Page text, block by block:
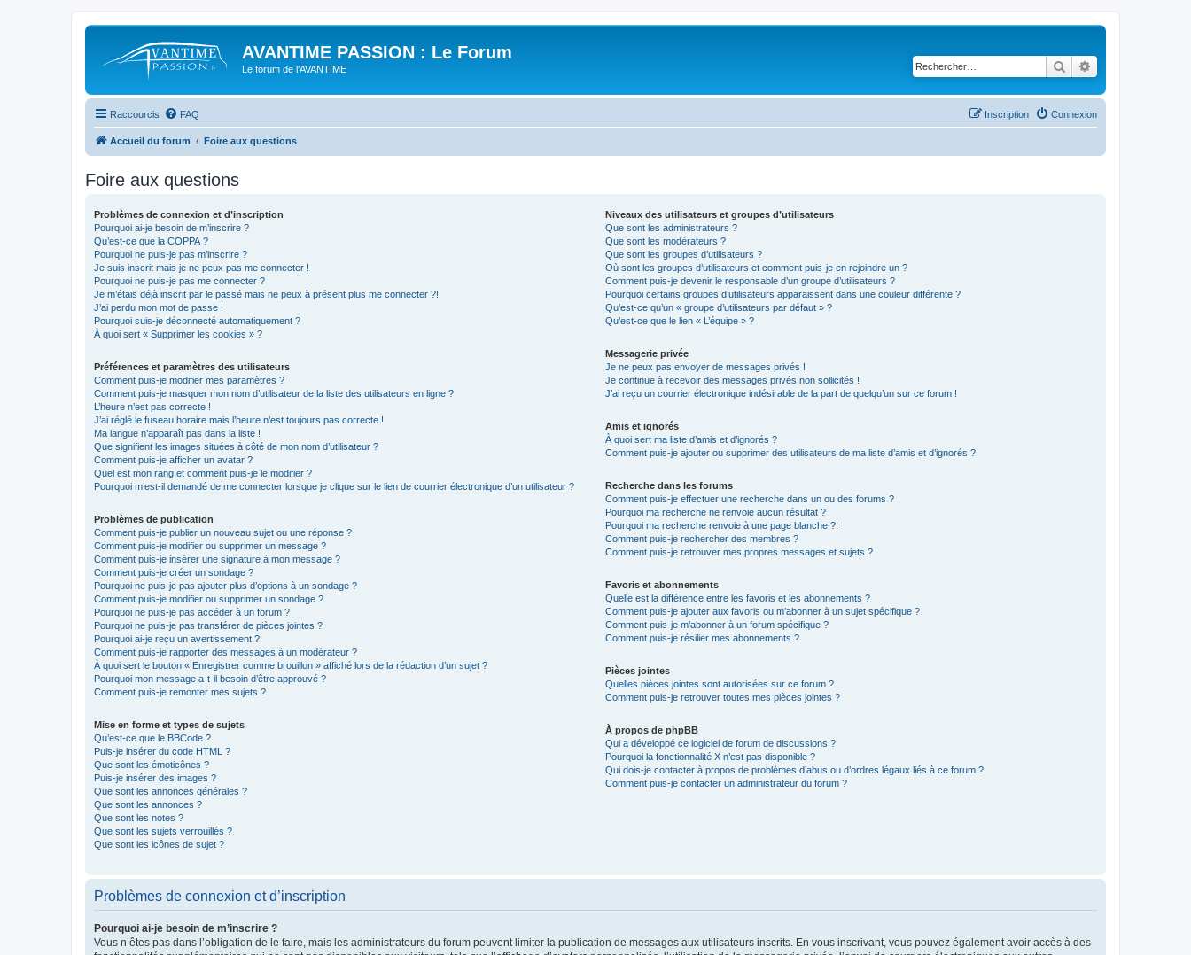
AVANTIME PASSION : Le Forum
Le forum de l'AVANTIME Rechercher
Raccourcis FAQ Connexion
Inscription
Accueil du forum Foire aux questions
Foire aux questions
Problèmes de connexion et d’inscription
Pourquoi ai-je besoin de m’inscrire ?
Qu’est-ce que la COPPA ?
Pourquoi ne puis-je pas m’inscrire ?
Je suis inscrit mais je ne peux pas me connecter !
Pourquoi ne puis-je pas me connecter ?
Je m’étais déjà inscrit par le passé mais ne peux à présent plus me connecter ?!
J’ai perdu mon mot de passe !
Pourquoi suis-je déconnecté automatiquement ?
À quoi sert « Supprimer les cookies » ?
Préférences et paramètres des utilisateurs
Comment puis-je modifier mes paramètres ?
Comment puis-je masquer mon nom d’utilisateur de la liste des utilisateurs en ligne ?
L’heure n’est pas correcte !
J’ai réglé le fuseau horaire mais l’heure n’est toujours pas correcte !
Ma langue n’apparaît pas dans la liste !
Que signifient les images situées à côté de mon nom d’utilisateur ?
Comment puis-je afficher un avatar ?
Quel est mon rang et comment puis-je le modifier ?
Pourquoi m’est-il demandé de me connecter lorsque je clique sur le lien de courrier électronique d’un utilisateur ?
Problèmes de publication
Comment puis-je publier un nouveau sujet ou une réponse ?
Comment puis-je modifier ou supprimer un message ?
Comment puis-je insérer une signature à mon message ?
Comment puis-je créer un sondage ?
Pourquoi ne puis-je pas ajouter plus d’options à un sondage ?
Comment puis-je modifier ou supprimer un sondage ?
Pourquoi ne puis-je pas accéder à un forum ?
Pourquoi ne puis-je pas transférer de pièces jointes ?
Pourquoi ai-je reçu un avertissement ?
Comment puis-je rapporter des messages à un modérateur ?
À quoi sert le bouton « Enregistrer comme brouillon » affiché lors de la rédaction d’un sujet ?
Pourquoi mon message a-t-il besoin d’être approuvé ?
Comment puis-je remonter mes sujets ?
Mise en forme et types de sujets
Qu’est-ce que le BBCode ?
Puis-je insérer du code HTML ?
Que sont les émoticônes ?
Puis-je insérer des images ?
Que sont les annonces générales ?
Que sont les annonces ?
Que sont les notes ?
Que sont les sujets verrouillés ?
Que sont les icônes de sujet ?
Niveaux des utilisateurs et groupes d’utilisateurs
Que sont les administrateurs ?
Que sont les modérateurs ?
Que sont les groupes d’utilisateurs ?
Où sont les groupes d’utilisateurs et comment puis-je en rejoindre un ?
Comment puis-je devenir le responsable d’un groupe d’utilisateurs ?
Pourquoi certains groupes d’utilisateurs apparaissent dans une couleur différente ?
Qu’est-ce qu’un « groupe d’utilisateurs par défaut » ?
Qu’est-ce que le lien « L’équipe » ?
Messagerie privée
Je ne peux pas envoyer de messages privés !
Je continue à recevoir des messages privés non sollicités !
J’ai reçu un courrier électronique indésirable de la part de quelqu’un sur ce forum !
Amis et ignorés
À quoi sert ma liste d’amis et d’ignorés ?
Comment puis-je ajouter ou supprimer des utilisateurs de ma liste d’amis et d’ignorés ?
Recherche dans les forums
Comment puis-je effectuer une recherche dans un ou des forums ?
Pourquoi ma recherche ne renvoie aucun résultat ?
Pourquoi ma recherche renvoie à une page blanche ?!
Comment puis-je rechercher des membres ?
Comment puis-je retrouver mes propres messages et sujets ?
Favoris et abonnements
Quelle est la différence entre les favoris et les abonnements ?
Comment puis-je ajouter aux favoris ou m’abonner à un sujet spécifique ?
Comment puis-je m’abonner à un forum spécifique ?
Comment puis-je résilier mes abonnements ?
Pièces jointes
Quelles pièces jointes sont autorisées sur ce forum ?
Comment puis-je retrouver toutes mes pièces jointes ?
À propos de phpBB
Qui a développé ce logiciel de forum de discussions ?
Pourquoi la fonctionnalité X n’est pas disponible ?
Qui dois-je contacter à propos de problèmes d’abus ou d’ordres légaux liés à ce forum ?
Comment puis-je contacter un administrateur du forum ?
Problèmes de connexion et d’inscription
Pourquoi ai-je besoin de m’inscrire ?
Vous n’êtes pas dans l’obligation de le faire, mais les administrateurs du forum peuvent limiter la publication de messages aux utilisateurs inscrits. En vous inscrivant, vous pouvez également avoir accès à des